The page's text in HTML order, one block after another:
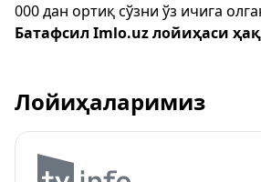
000 дан ортиқ сўзни ўз ичига
Батафсил Imlo.uz лойиҳаси
Лойиҳаларимиз